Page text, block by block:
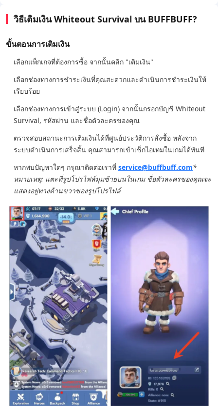
วิธีเติมเงิน Whiteout Survival บน BUFFBUFF?
ขั้นตอนการเติมเงิน
เลือกแพ็กเกจที่ต้องการซื้อ จากนั้นคลิก "เติมเงิน"
เลือกช่องทางการชำระเงินที่คุณสะดวกและดำเนินการชำระเงินให้
เรียบร้อย
เลือกช่องทางการเข้าสู่ระบบ (Login) จากนั้นกรอกบัญชี Whiteout
Survival, รหัสผ่าน และชื่อตัวละครของคุณ
ตรวจสอบสถานะการเติมเงินได้ที่ศูนย์ประวัติการสั่งซื้อ หลังจาก
ระบบดำเนินการเสร็จสิ้น คุณสามารถเข้าเช็กไอเทมในเกมได้ทันที
หากพบปัญหาใดๆ กรุณาติดต่อเราที่ service@buffbuff.com*
หมายเหตุ: แตะที่รูปโปรไฟล์มุมซ้ายบนในเกม ชื่อตัวละครของคุณจะ
แสดงอยู่ทางด้านขวาของรูปโปรไฟล์